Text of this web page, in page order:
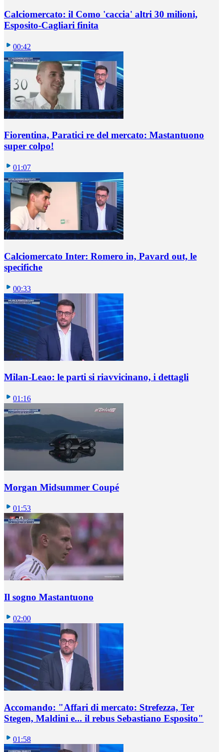
Calciomercato: il Como 'caccia' altri 30 milioni,
Esposito-Cagliari finita
00:42
Fiorentina, Paratici re del mercato: Mastantuono
super colpo!
01:07
Calciomercato Inter: Romero in, Pavard out, le
specifiche
00:33
Milan-Leao: le parti si riavvicinano, i dettagli
01:16
Morgan Midsummer Coupé
01:53
Il sogno Mastantuono
02:00
Accomando: "Affari di mercato: Strefezza, Ter
Stegen, Maldini e... il rebus Sebastiano Esposito"
01:58